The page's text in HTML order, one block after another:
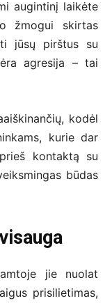
augintinį laikėte
žmogui skirtas
jūsų pirštus su
agresija – tai
kodėl
kurie dar
kontaktą su
būdas
jie nuolat
prisilietimas,